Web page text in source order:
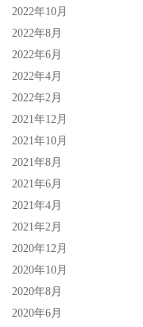
2022年10月
2022年8月
2022年6月
2022年4月
2022年2月
2021年12月
2021年10月
2021年8月
2021年6月
2021年4月
2021年2月
2020年12月
2020年10月
2020年8月
2020年6月